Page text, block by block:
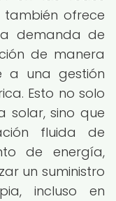
ofrece
demanda de
de manera
a una gestión
Esto no solo
solar, sino que
fluida de
de energía,
un suministro
incluso en